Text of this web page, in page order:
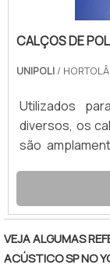
CALÇOS DE
UNIPOLI /
Utilizados
diversos, os
são
(Polietileno
oferecem
ao transporte
importante
VEJA ALGUMAS
ACÚSTICO SP NO